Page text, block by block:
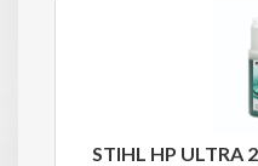
STIHL HP ULTRA